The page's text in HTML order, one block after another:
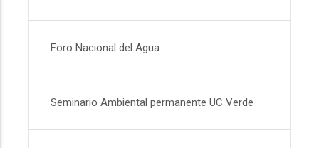
Foro Nacional del Agua
Seminario Ambiental permanente UC Verde